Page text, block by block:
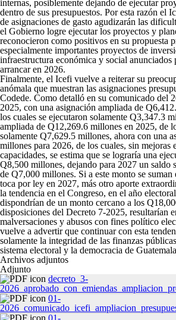
internas, posiblemente dejando de ejecutar
dentro de sus presupuestos. Por esta razón el
de asignaciones de gasto agudizarán las
el Gobierno logre ejecutar los proyectos y
reconocieron como positivos en su propuesta
especialmente importantes proyectos de
infraestructura económica y social anunciados
arrancar en 2026.
Finalmente, el Icefi vuelve a reiterar su
anómala que muestran las asignaciones
Codede. Como detalló en su comunicado del
2025, con una asignación ampliada de
los cuales se ejecutaron solamente Q3,347.3
ampliada de Q12,269.6 millones en 2025, de
solamente Q7,629.5 millones, ahora con una
millones para 2026, de los cuales, sin mejoras
capacidades, se estima que se lograría una
Q8,500 millones, dejando para 2027 un saldo
de Q7,000 millones. Si a este monto se
toca por ley en 2027, más otro aporte
la tendencia en el Congreso, en el año
dispondrían de un monto cercano a los
disposiciones del Decreto 7-2025, resultarían
malversaciones y abusos con fines político
vuelve a advertir que continuar con esta
solamente la integridad de las finanzas
sistema electoral y la democracia de
Archivos adjuntos
Adjunto
decreto_3-
01-
01-